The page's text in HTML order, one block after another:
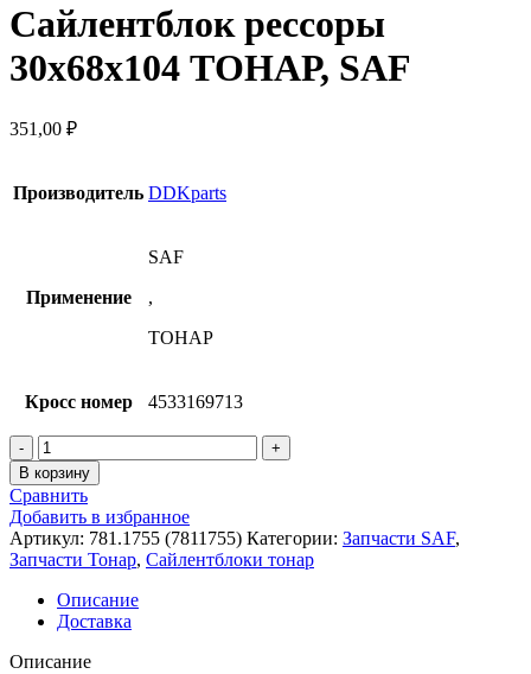
Сайлентблок рессоры
30х68х104 ТОНАР, SAF
351,00 ₽
Производитель DDKparts
Применение
SAF
,
ТОНАР
Кросс номер 4533169713
Количество
товара
Сайлентблок
рессоры
30х68х104
ТОНАР,
SAF
В корзину
Сравнить
Добавить в избранное
Артикул: 781.1755 (7811755) Категории: Запчасти SAF,
Запчасти Тонар, Сайлентблоки тонар
Описание
Доставка
Описание